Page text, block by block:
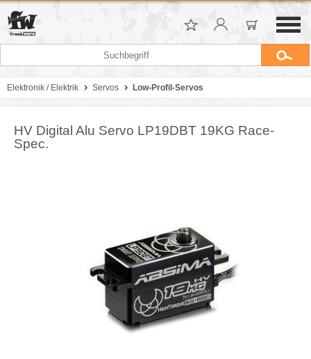
Elektronik / Elektrik Servos Low-Profil-Servos
HV Digital Alu Servo LP19DBT 19KG Race-
Spec.